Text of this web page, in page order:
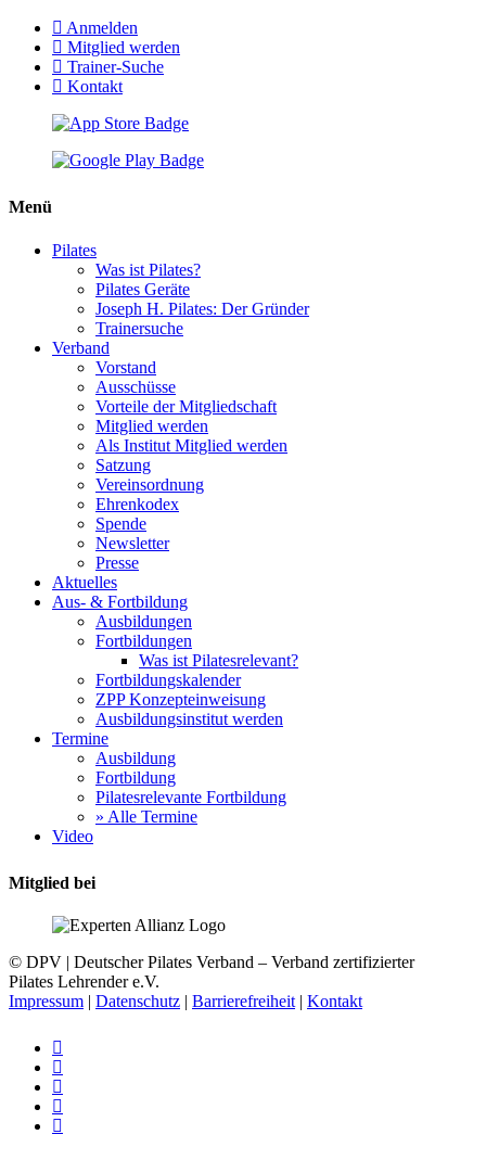
Anmelden
Mitglied werden
Trainer-Suche
Kontakt
Menü
Pilates
Was ist Pilates?
Pilates Geräte
Joseph H. Pilates: Der Gründer
Trainersuche
Verband
Vorstand
Ausschüsse
Vorteile der Mitgliedschaft
Mitglied werden
Als Institut Mitglied werden
Satzung
Vereinsordnung
Ehrenkodex
Spende
Newsletter
Presse
Aktuelles
Aus- & Fortbildung
Ausbildungen
Fortbildungen
Was ist Pilatesrelevant?
Fortbildungskalender
ZPP Konzepteinweisung
Ausbildungsinstitut werden
Termine
Ausbildung
Fortbildung
Pilatesrelevante Fortbildung
» Alle Termine
Video
Mitglied bei
© DPV | Deutscher Pilates Verband – Verband zertifizierter
Pilates Lehrender e.V.
Impressum | Datenschutz | Barrierefreiheit | Kontakt
facebook
youtube
instagram
phone
email